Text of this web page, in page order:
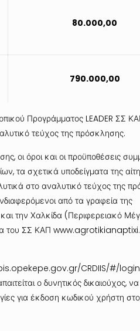
80.000,00
790.000,00
Προγράμματος LEADER ΣΣ
τεύχος της πρόσκλησης.
οι όροι και οι προϋποθέσεις
τα σχετικά υποδείγματα της
στο αναλυτικό τεύχος της
από τα γραφεία της
την Χαλκίδα (Περιφερειακό
του ΣΣ ΚΑΠ
CRDIIS/#/login
ο δυνητικός δικαιούχος, να
για έκδοση κωδικού χρήστη